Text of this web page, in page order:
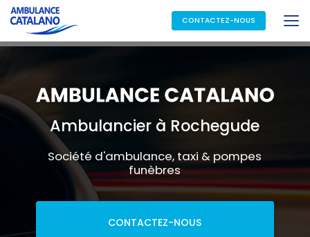
Aller
au
contenu
principal
CONTACTEZ-NOUS
Ambulancier à Rochegude
Société d'ambulance, taxi & pompes
funèbres
CONTACTEZ-NOUS